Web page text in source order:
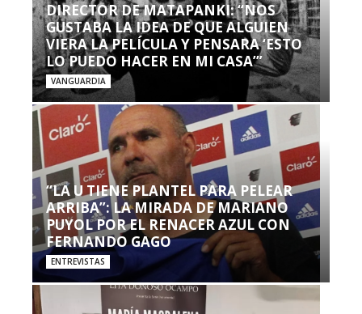
DIRECTOR DE MATAPANKI: “NOS
GUSTABA LA IDEA DE QUE ALGUIEN
VIERA LA PELÍCULA Y PENSARA ‘ESTO
LO PUEDO HACER EN MI CASA’”
VANGUARDIA
“LA U TIENE PLANTEL PARA PELEAR
ARRIBA”: LA MIRADA DE MARIANO
PUYOL POR EL RENACER AZUL CON
FERNANDO GAGO
ENTREVISTAS